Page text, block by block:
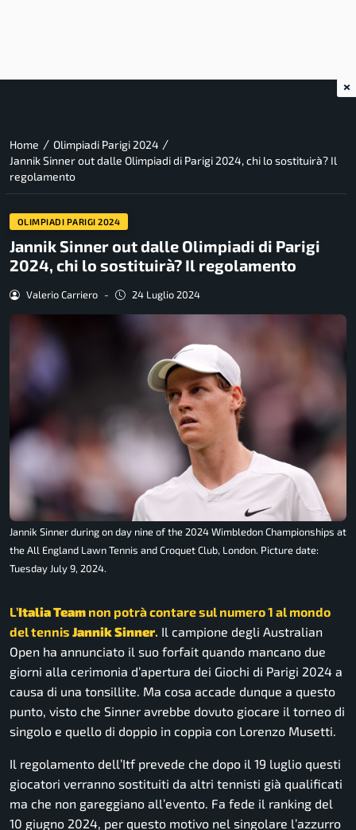
Home / Olimpiadi Parigi 2024 /
Jannik Sinner out dalle Olimpiadi di Parigi 2024, chi lo sostituirà? Il
regolamento
OLIMPIADI PARIGI 2024
Jannik Sinner out dalle Olimpiadi di Parigi
2024, chi lo sostituirà? Il regolamento
Valerio Carriero - 24 Luglio 2024
Jannik Sinner during on day nine of the 2024 Wimbledon Championships at
the All England Lawn Tennis and Croquet Club, London. Picture date:
Tuesday July 9, 2024.
L’Italia Team non potrà contare sul numero 1 al mondo
del tennis Jannik Sinner. Il campione degli Australian
Open ha annunciato il suo forfait quando mancano due
giorni alla cerimonia d’apertura dei Giochi di Parigi 2024 a
causa di una tonsillite. Ma cosa accade dunque a questo
punto, visto che Sinner avrebbe dovuto giocare il torneo di
singolo e quello di doppio in coppia con Lorenzo Musetti.
Il regolamento dell’Itf prevede che dopo il 19 luglio questi
giocatori verranno sostituiti da altri tennisti già qualificati
ma che non gareggiano all’evento. Fa fede il ranking del
10 giugno 2024, per questo motivo nel singolare l’azzurro
×